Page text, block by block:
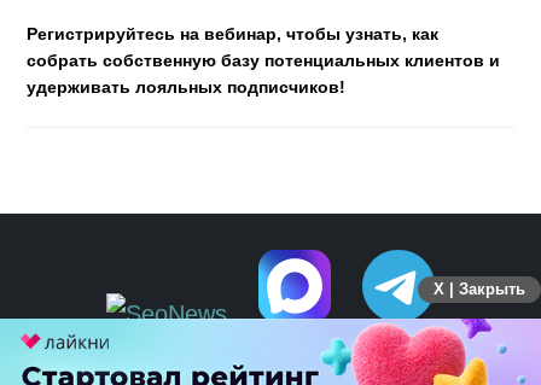
Регистрируйтесь на вебинар, чтобы узнать, как
собрать собственную базу потенциальных клиентов и
удерживать лояльных подписчиков!
X | Закрыть
ПЕРЕЙТИ НА ПОЛНУЮ ВЕРСИЮ